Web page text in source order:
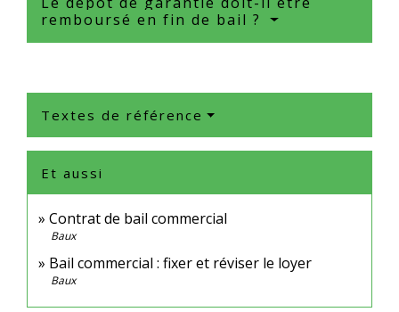
remboursé en fin de bail ?
Textes de référence
Et aussi
Contrat de bail commercial
Baux
Bail commercial : fixer et réviser le loyer
Baux